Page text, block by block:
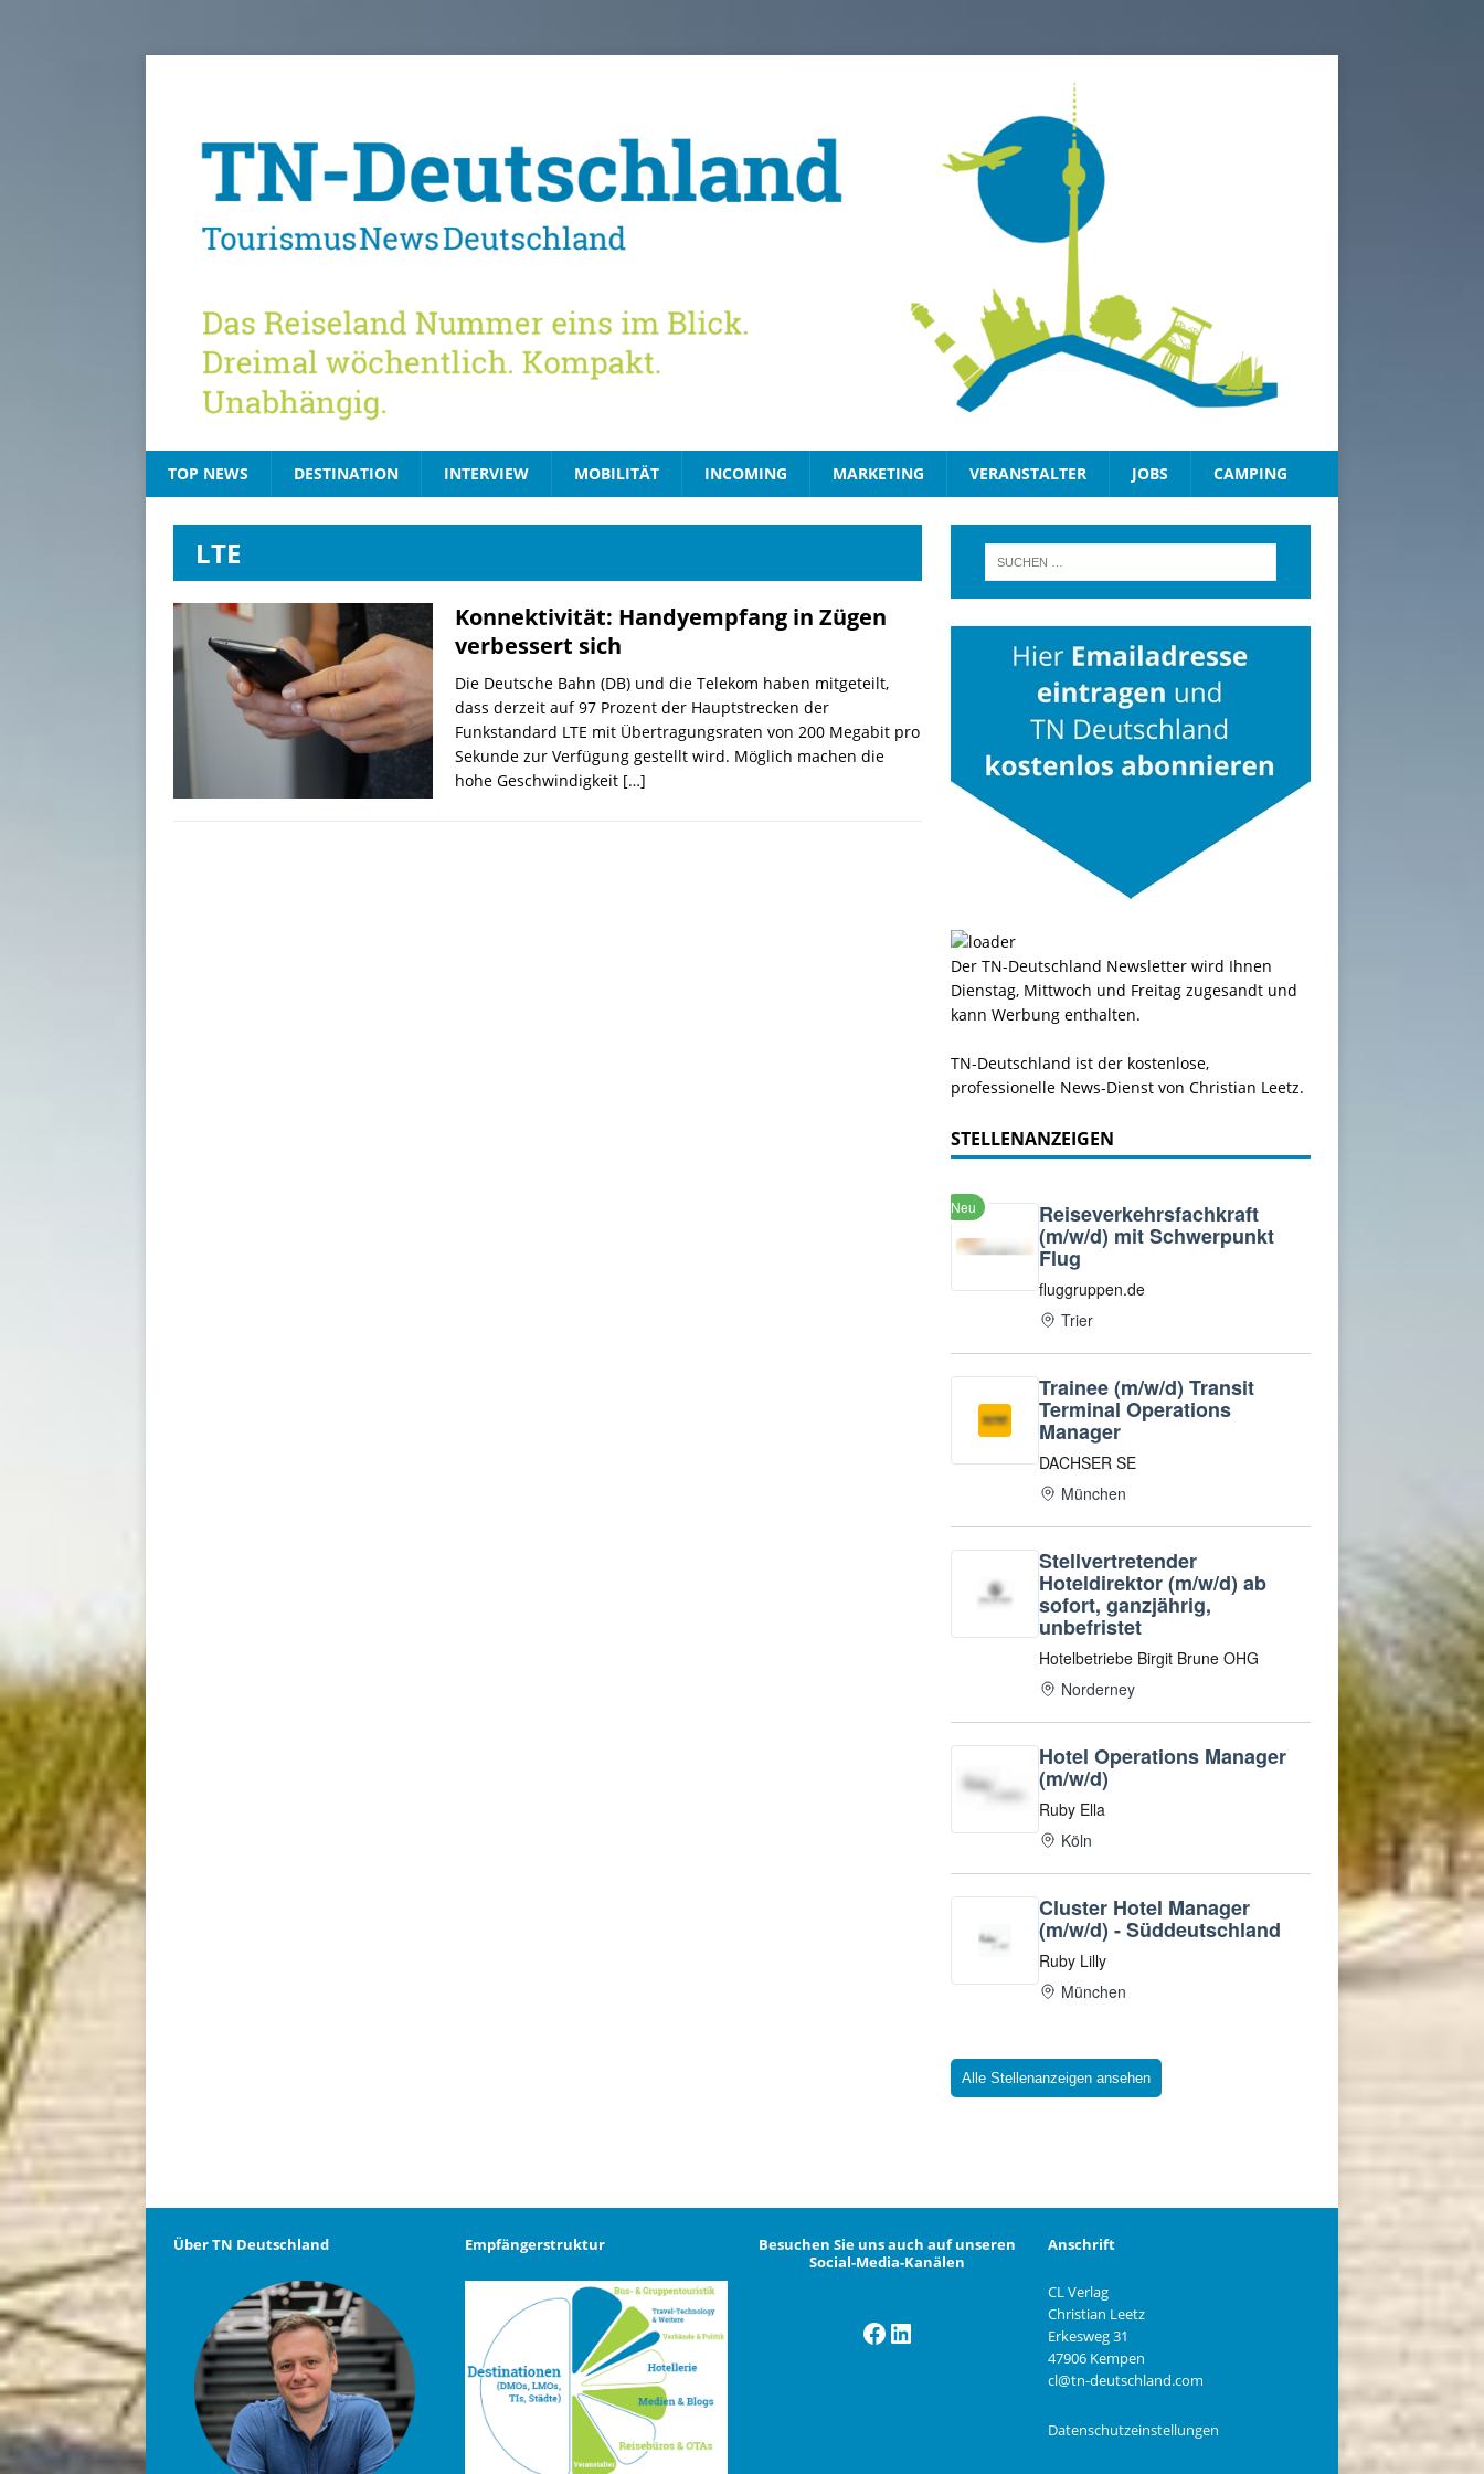
TOP NEWS DESTINATION INTERVIEW MOBILITÄT INCOMING MARKETING VERANSTALTER JOBS CAMPING
LTE
Konnektivität: Handyempfang in Zügen
verbessert sich
Die Deutsche Bahn (DB) und die Telekom haben mitgeteilt,
dass derzeit auf 97 Prozent der Hauptstrecken der
Funkstandard LTE mit Übertragungsraten von 200 Megabit pro
Sekunde zur Verfügung gestellt wird. Möglich machen die
hohe Geschwindigkeit […]
Der TN-Deutschland Newsletter wird Ihnen
Dienstag, Mittwoch und Freitag zugesandt und
kann Werbung enthalten.
TN-Deutschland ist der kostenlose,
professionelle News-Dienst von Christian Leetz.
STELLENANZEIGEN
Alle Stellenanzeigen ansehen
Über TN Deutschland Empfängerstruktur
Besuchen Sie uns auch auf unseren
Social-Media-Kanälen
Facebook
LinkedIn
Anschrift
CL Verlag
Christian Leetz
Erkesweg 31
47906 Kempen
cl@tn-deutschland.com
Datenschutzeinstellungen